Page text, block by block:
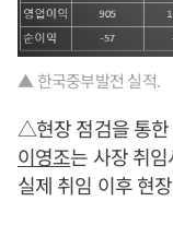
▲ 한국중부발전 실적.
△현장 점검을 통한
이영조는 사장 취
실제 취임 이후 현